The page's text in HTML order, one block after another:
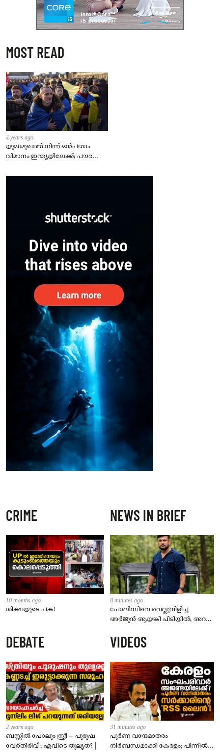
MOST READ
4 years ago
യുദ്ധമുഖത്ത് നിന്ന് ഒൻപതാം
വിമാനം ഇന്ത്യയിലേക്ക്; പൗരന്മാർ
– കേന്ദ്രം
CRIME
10 months ago
ശിക്ഷയുടെ പക!
NEWS IN BRIEF
8 minutes ago
പോലീസിനെ വെല്ലുവിളിച്ച
അർജുൻ ആയങ്കി പിടിയിൽ; അറസ്റ്റ്
DEBATE
2 years ago
ബസ്സിൽ പോലും സ്ത്രീ – പുരുഷ
വേർതിരിവ് ; എവിടെ തുല്യത? |
VIDEOS
31 minutes ago
പൂർണ വന്ദേമാതരം
നിർബന്ധമാക്കി കേരളം; പിന്നിൽ